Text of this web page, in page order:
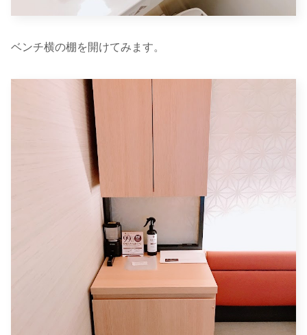
ベンチ横の棚を開けてみます。